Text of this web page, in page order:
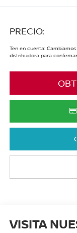
PRECIO:
Ten en cuenta:
distribuidora para
VISITA